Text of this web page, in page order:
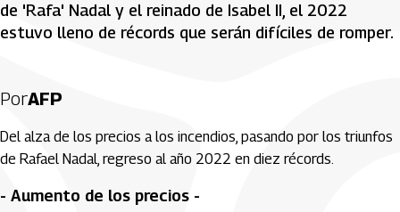
de 'Rafa' Nadal y el reinado de Isabel II, el 2022
estuvo lleno de récords que serán difíciles de romper.
PorAFP
Del alza de los precios a los incendios, pasando por los triunfos
de Rafael Nadal, regreso al año 2022 en diez récords.
- Aumento de los precios -